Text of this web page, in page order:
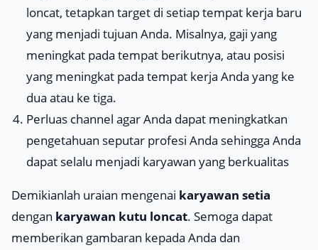
loncat, tetapkan target di setiap tempat kerja baru
yang menjadi tujuan Anda. Misalnya, gaji yang
meningkat pada tempat berikutnya, atau posisi
yang meningkat pada tempat kerja Anda yang ke
dua atau ke tiga.
Perluas channel agar Anda dapat meningkatkan
pengetahuan seputar profesi Anda sehingga Anda
dapat selalu menjadi karyawan yang berkualitas
Demikianlah uraian mengenai karyawan setia
dengan karyawan kutu loncat. Semoga dapat
memberikan gambaran kepada Anda dan